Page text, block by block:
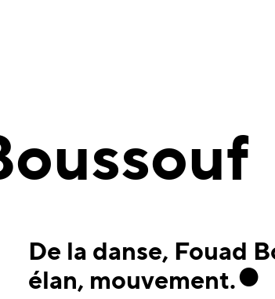
De la danse, Fouad
élan, mouvement.